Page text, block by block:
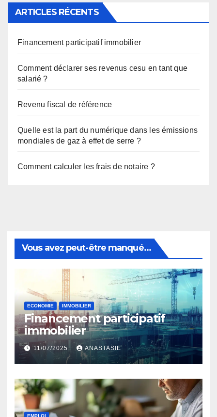
ARTICLES RÉCENTS
Financement participatif immobilier
Comment déclarer ses revenus cesu en tant que
salarié ?
Revenu fiscal de référence
Quelle est la part du numérique dans les émissions
mondiales de gaz à effet de serre ?
Comment calculer les frais de notaire ?
Vous avez peut-être manqué...
ECONOMIE IMMOBILIER
Financement participatif
immobilier
11/07/2025 ANASTASIE
EMPLOI